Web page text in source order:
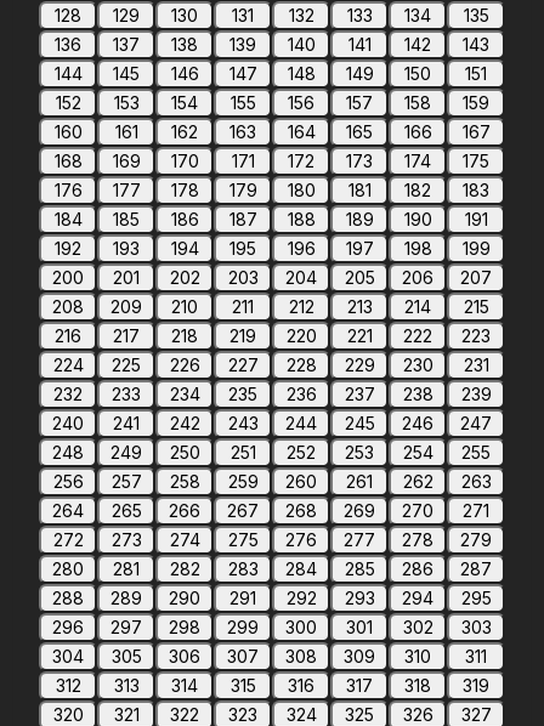
128
129 130 131 132 133 134
135
136
137 138 139 140 141 142
143
144
145 146 147 148 149 150
151
152
153 154 155 156 157 158
159
160
161 162 163 164 165 166
167
168
169 170 171 172 173 174
175
176
177 178 179 180 181 182
183
184
185 186 187 188 189 190
191
192
193 194 195 196 197 198
199
200
201 202 203 204 205 206
207
208
209 210 211 212 213 214
215
216
217 218 219 220 221 222
223
224
225 226 227 228 229 230
231
232
233 234 235 236 237 238
239
240
241 242 243 244 245 246
247
248
249 250 251 252 253 254
255
256
257 258 259 260 261 262
263
264
265 266 267 268 269 270
271
272
273 274 275 276 277 278
279
280
281 282 283 284 285 286
287
288
289 290 291 292 293 294
295
296
297 298 299 300 301 302
303
304
305 306 307 308 309 310
311
312
313 314 315 316 317 318
319
320
321 322 323 324 325 326
327